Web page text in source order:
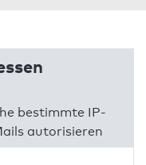
bestimmte IP-
autorisieren